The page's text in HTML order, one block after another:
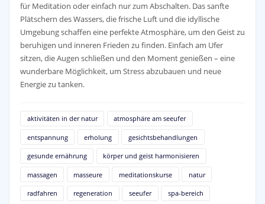
für Meditation oder einfach nur zum Abschalten. Das sanfte
Plätschern des Wassers, die frische Luft und die idyllische
Umgebung schaffen eine perfekte Atmosphäre, um den Geist zu
beruhigen und inneren Frieden zu finden. Einfach am Ufer
sitzen, die Augen schließen und den Moment genießen – eine
wunderbare Möglichkeit, um Stress abzubauen und neue
Energie zu tanken.
aktivitäten in der natur atmosphäre am seeufer
entspannung erholung gesichtsbehandlungen
gesunde ernährung körper und geist harmonisieren
massagen masseure meditationskurse natur
radfahren regeneration seeufer spa-bereich